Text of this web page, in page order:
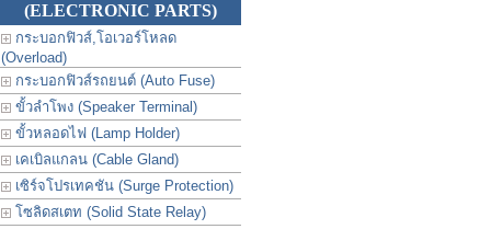
(ELECTRONIC PARTS)
กระบอกฟิวส์,โอเวอร์โหลด
(Overload)
กระบอกฟิวส์รถยนต์ (Auto Fuse)
ขั้วลำโพง (Speaker Terminal)
ขั้วหลอดไฟ (Lamp Holder)
เคเบิลแกลน (Cable Gland)
เซิร์จโปรเทคชัน (Surge Protection)
โซลิดสเตท (Solid State Relay)